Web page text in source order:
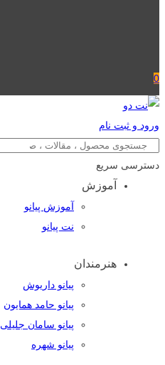
0
ورود و ثبت نام
دسترسی سریع
آموزش
آموزش پیانو
نت پیانو
هنرمندان
پیانو داریوش
پیانو حامد همایون
پیانو سامان جلیلی
پیانو شهره